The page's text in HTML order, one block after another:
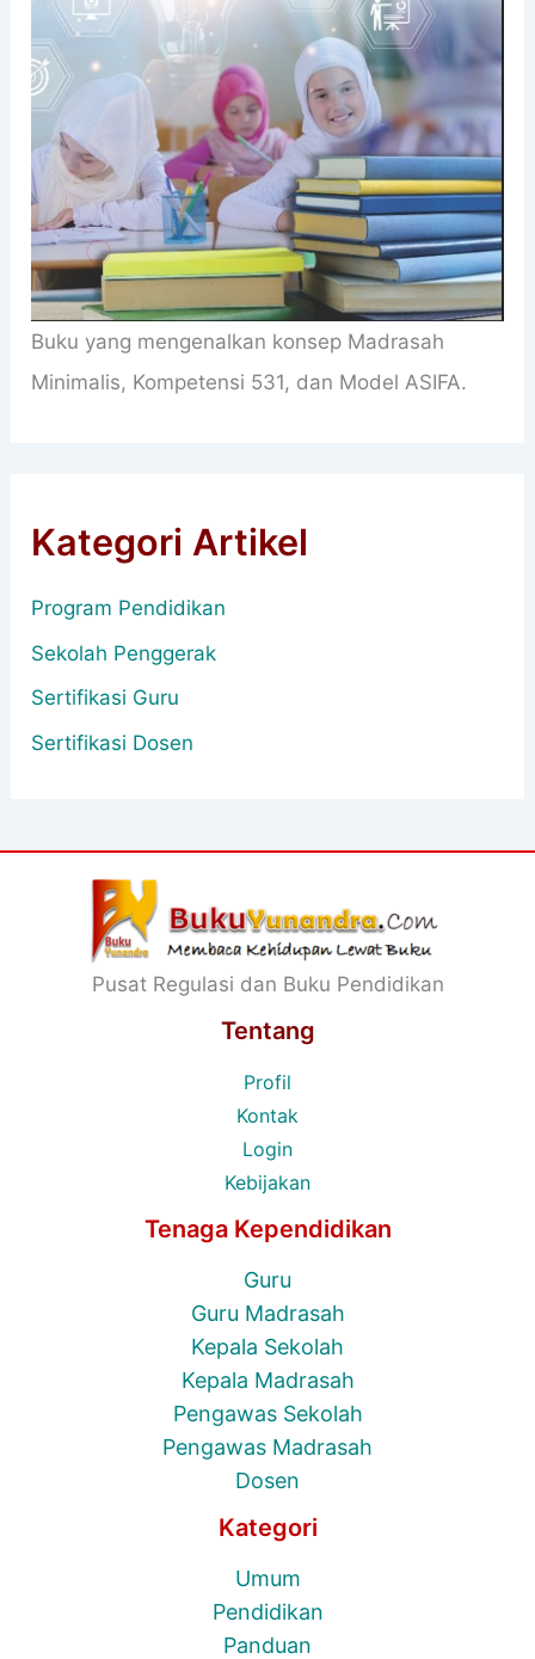
Buku yang mengenalkan konsep Madrasah
Minimalis, Kompetensi 531, dan Model ASIFA.
Kategori Artikel
Program Pendidikan
Sekolah Penggerak
Sertifikasi Guru
Sertifikasi Dosen
Pusat Regulasi dan Buku Pendidikan
Tentang
Profil
Kontak
Login
Kebijakan
Tenaga Kependidikan
Guru
Guru Madrasah
Kepala Sekolah
Kepala Madrasah
Pengawas Sekolah
Pengawas Madrasah
Dosen
Kategori
Umum
Pendidikan
Panduan